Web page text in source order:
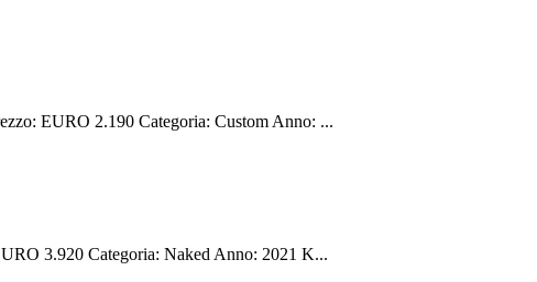
EURO 2.190 Categoria: Custom Anno: ...
3.920 Categoria: Naked Anno: 2021 K...